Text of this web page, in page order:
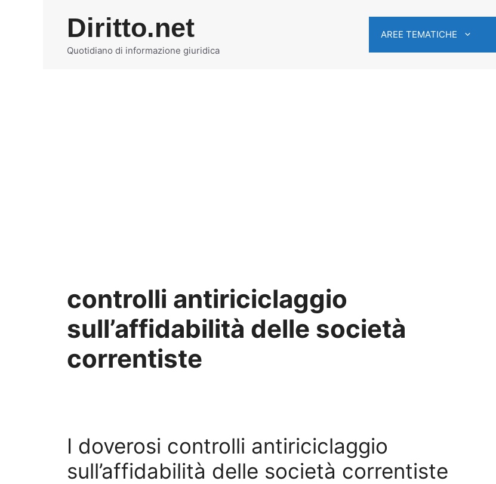
Diritto.net
Quotidiano di informazione giuridica
AREE TEMATICHE
controlli antiriciclaggio
sull’affidabilità delle società
correntiste
I doverosi controlli antiriciclaggio
sull’affidabilità delle società correntiste